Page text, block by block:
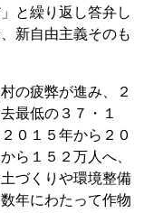
と繰り返し答弁し
新自由主義そのも
の疲弊が進み、２
最低の３７・１
０１５年から２０
ら１５２万人へ、
づくりや環境整備
年にわたって作物